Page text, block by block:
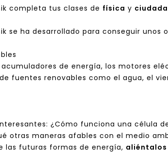
completa tus clases de física y
se ha desarrollado para conseguir unos
de energía, los motores
fuentes renovables como el agua, el
¿Cómo funciona una célula
otras maneras afables con el medio
las futuras formas de energía, aliéntalos